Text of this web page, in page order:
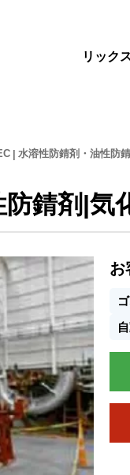
リック
水溶性防錆剤・油性防
錆剤|気
お